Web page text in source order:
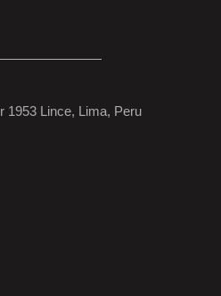
1953 Lince, Lima, Peru